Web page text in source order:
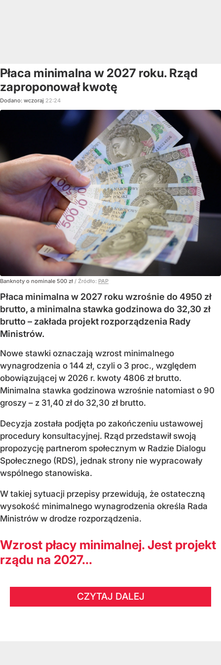
Płaca minimalna w 2027 roku. Rząd
zaproponował kwotę
Dodano: wczoraj 22:24
Banknoty o nominale 500 zł / Źródło: PAP
Płaca minimalna w 2027 roku wzrośnie do 4950 zł
brutto, a minimalna stawka godzinowa do 32,30 zł
brutto – zakłada projekt rozporządzenia Rady
Ministrów.
Nowe stawki oznaczają wzrost minimalnego
wynagrodzenia o 144 zł, czyli o 3 proc., względem
obowiązującej w 2026 r. kwoty 4806 zł brutto.
Minimalna stawka godzinowa wzrośnie natomiast o 90
groszy – z 31,40 zł do 32,30 zł brutto.
Decyzja została podjęta po zakończeniu ustawowej
procedury konsultacyjnej. Rząd przedstawił swoją
propozycję partnerom społecznym w Radzie Dialogu
Społecznego (RDS), jednak strony nie wypracowały
wspólnego stanowiska.
W takiej sytuacji przepisy przewidują, że ostateczną
wysokość minimalnego wynagrodzenia określa Rada
Ministrów w drodze rozporządzenia.
Wzrost płacy minimalnej. Jest projekt
rządu na 2027...
CZYTAJ DALEJ